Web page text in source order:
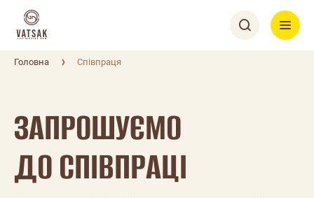
Головна Співпраця
ЗАПРОШУЄМО
ДО СПІВПРАЦІ